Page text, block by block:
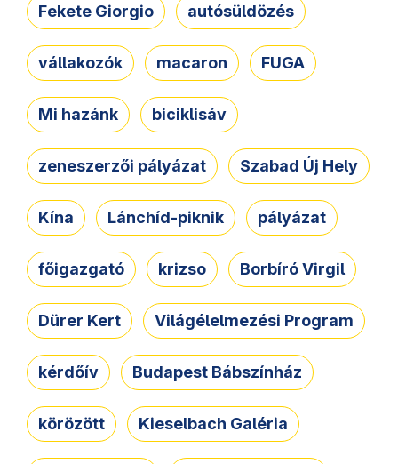
Fekete Giorgio autósüldözés
vállakozók macaron FUGA
Mi hazánk biciklisáv
zeneszerzői pályázat Szabad Új Hely
Kína Lánchíd-piknik pályázat
főigazgató krizso Borbíró Virgil
Dürer Kert Világélelmezési Program
kérdőív Budapest Bábszínház
körözött Kieselbach Galéria